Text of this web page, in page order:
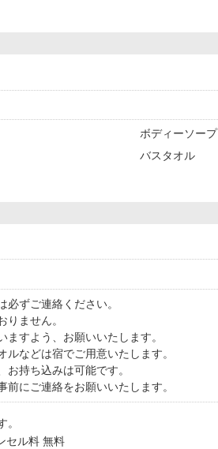
ボディーソープ
バスタオル
ずご連絡ください。
ません。
すよう、お願いいたします。
などは宿でご用意いたします。
持ち込みは可能です。
にご連絡をお願いいたします。
セル料 無料